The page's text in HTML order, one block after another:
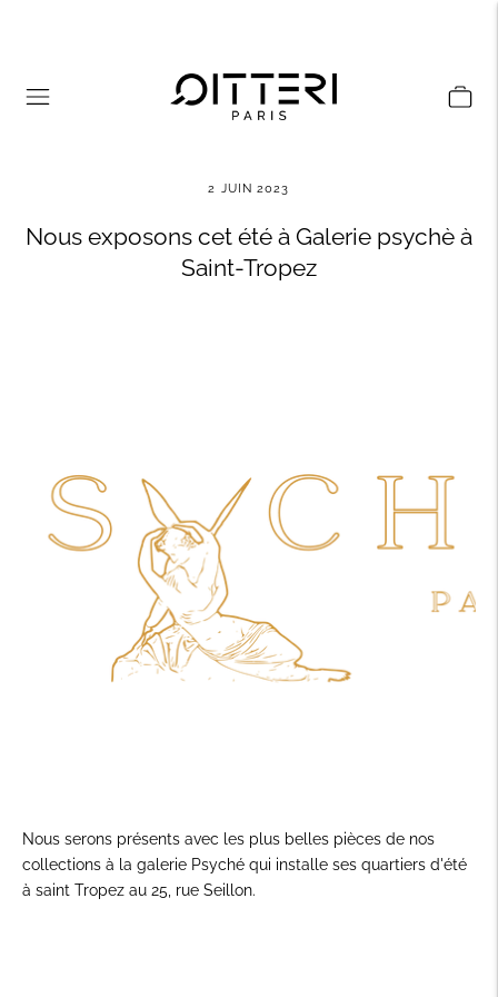
2 JUIN 2023
Nous exposons cet été à Galerie psychè à
Saint-Tropez
Nous serons présents avec les plus belles pièces de nos
collections à la galerie Psyché qui installe ses quartiers d'été
à saint Tropez au 25, rue Seillon.